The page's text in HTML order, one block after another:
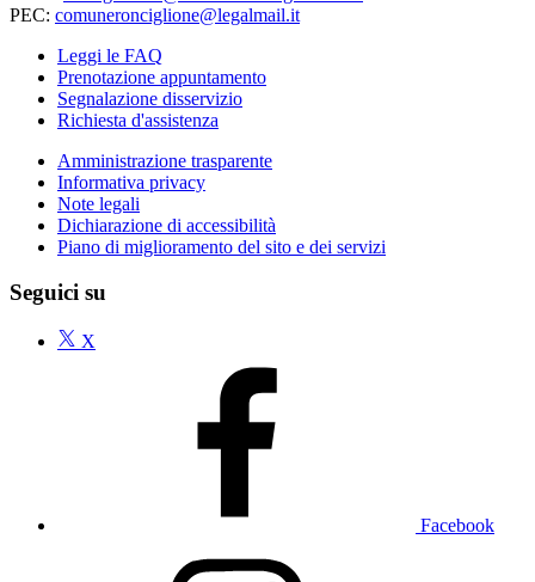
PEC: comuneronciglione@legalmail.it
Leggi le FAQ
Prenotazione appuntamento
Segnalazione disservizio
Richiesta d'assistenza
Amministrazione trasparente
Informativa privacy
Note legali
Dichiarazione di accessibilità
Piano di miglioramento del sito e dei servizi
Seguici su
X
Facebook